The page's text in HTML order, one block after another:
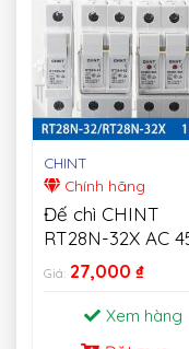
CHINT
Chính hãng
Đế chì CHINT
RT28N-32X AC
62HZ 500V
Cutout 1P 2P 3P
Giá: 27,000 ₫
Xem hàng